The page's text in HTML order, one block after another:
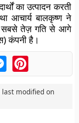
का उत्पादन करती
आचार्य बालकृष्ण ने
सबसे तेज़ गति से आगे
कंपनी है।
MessengerPinterest
last modified on